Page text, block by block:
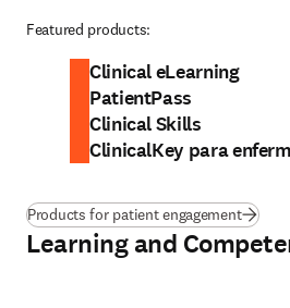
Featured products:
Clinical eLearning
PatientPass
Clinical Skills
ClinicalKey para
Products for patient engagement
Learning and